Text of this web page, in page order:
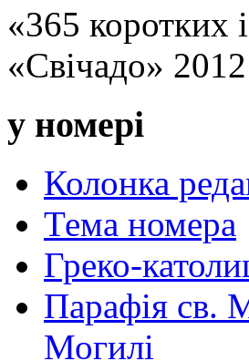
«365 коротких
«Свічадо»
у номері
Колонка
Тема номера
Греко-
Парафія св.
Могилі